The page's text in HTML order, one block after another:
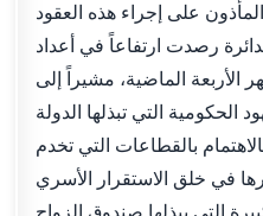
على إجراء هذه العقود
رصدت ارتفاعاً في أعداد
الأربعة الماضية، مشيراً إلى
الحكومية التي تبذلها الدولة
بالقطاعات التي تخدم
في خلق الاستقرار الأسري